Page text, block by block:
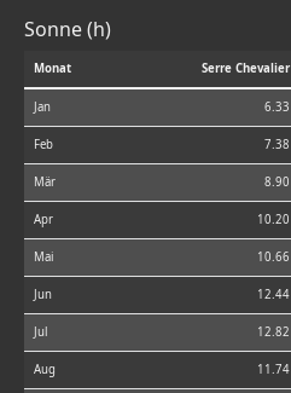
Sonne (h)
Monat Serre Chevalier
Jan 6.33
Feb 7.38
Mär 8.90
Apr 10.20
Mai 10.66
Jun 12.44
Jul 12.82
Aug 11.74